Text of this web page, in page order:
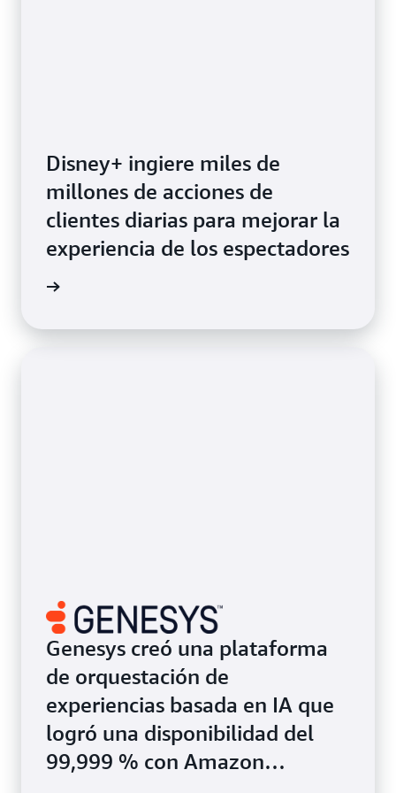
Disney+ ingiere miles de
millones de acciones de
clientes diarias para mejorar la
experiencia de los espectadores
Genesys creó una plataforma
de orquestación de
experiencias basada en IA que
logró una disponibilidad del
99,999 % con Amazon